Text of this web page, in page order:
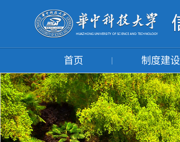
首页 制度建设